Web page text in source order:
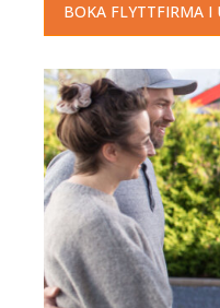
BOKA FLYTTFIRMA I